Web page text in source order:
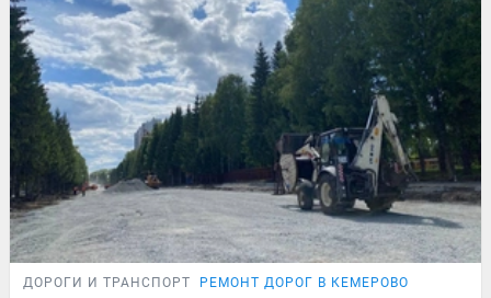
ДОРОГИ И ТРАНСПОРТ РЕМОНТ ДОРОГ В КЕМЕРОВО